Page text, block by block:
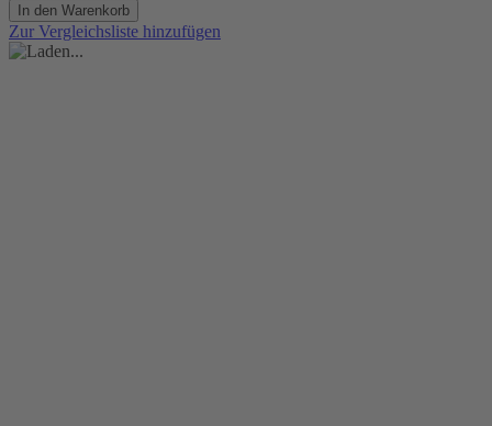
In den Warenkorb
Zur Vergleichsliste hinzufügen